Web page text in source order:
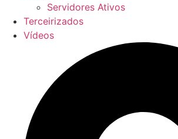
Servidores Ativos
Terceirizados
Vídeos